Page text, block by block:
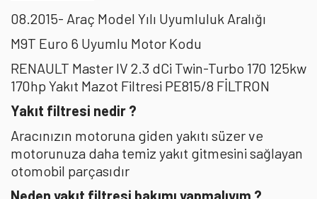
08.2015- Araç Model Yılı Uyumluluk Aralığı
M9T Euro 6 Uyumlu Motor Kodu
RENAULT Master IV 2.3 dCi Twin-Turbo 170 125kw
170hp Yakıt Mazot Filtresi PE815/8 FİLTRON
Yakıt filtresi nedir ?
Aracınızın motoruna giden yakıtı süzer ve
motorunuza daha temiz yakıt gitmesini sağlayan
otomobil parçasıdır
Neden yakıt filtresi bakımı yapmalıyım ?